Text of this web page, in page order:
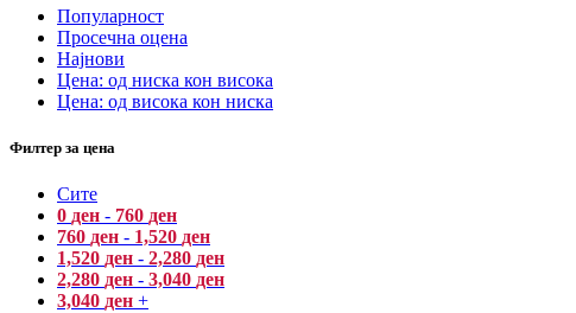
Популарност
Просечна оцена
Најнови
Цена: од ниска кон висока
Цена: од висока кон ниска
Филтер за цена
Сите
0 ден - 760 ден
760 ден - 1,520 ден
1,520 ден - 2,280 ден
2,280 ден - 3,040 ден
3,040 ден +